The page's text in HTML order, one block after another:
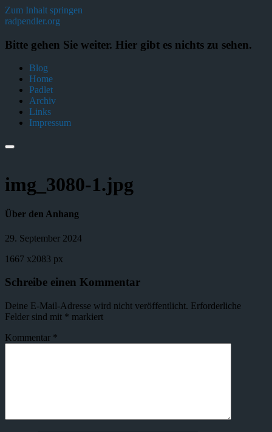
Zum Inhalt springen
radpendler.org
Bitte gehen Sie weiter. Hier gibt es nichts zu sehen.
Blog
Home
Padlet
Archiv
Links
Impressum
img_3080-1.jpg
Über den Anhang
29. September 2024
1667 x2083 px
Schreibe einen Kommentar
Deine E-Mail-Adresse wird nicht veröffentlicht. Erforderliche
Felder sind mit * markiert
Kommentar *